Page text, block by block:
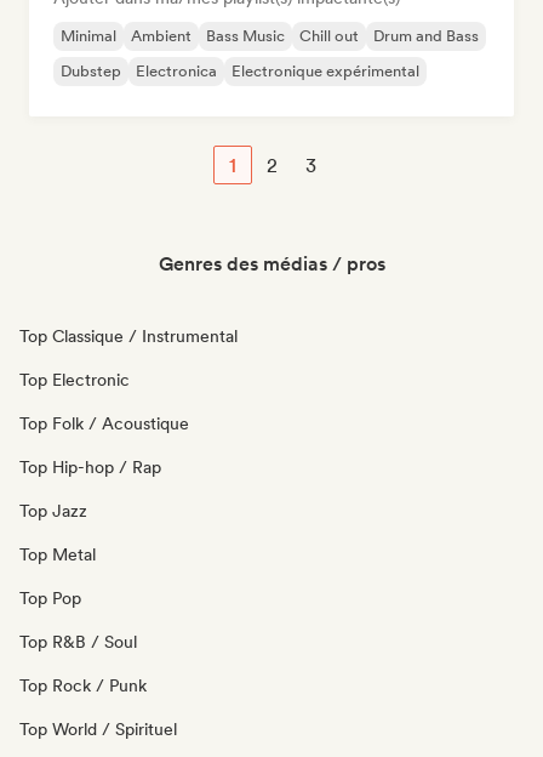
Minimal Ambient Bass Music Chill out
Drum and Bass
Dubstep
Electronica Electronique expérimental
1 2 3
Genres des médias / pros
Top Classique / Instrumental
Top Electronic
Top Folk / Acoustique
Top Hip-hop / Rap
Top Jazz
Top Metal
Top Pop
Top R&B / Soul
Top Rock / Punk
Top World / Spirituel